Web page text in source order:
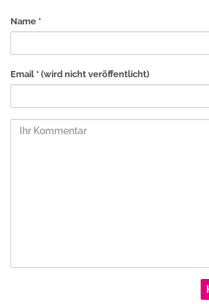
Name *
Email * (wird nicht veröffentlicht)